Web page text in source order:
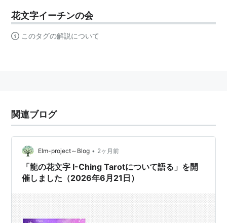
花文字イーチンの会
このタグの解説について
関連ブログ
Elm-project～Blog • 2ヶ月前
「龍の花文字 I-Ching Tarotについて語る」を開
催しました（2026年6月21日）